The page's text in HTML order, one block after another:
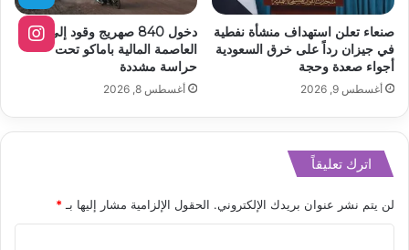
صنعاء تعلن استهداف منشأة نفطية
في جيزان رداً على خرق السعودية
أجواء صعدة وحجة
أغسطس 9, 2026
دخول 840 صهريج وقود إلى
العاصمة المالية باماكو تحت
حراسة مشددة
أغسطس 8, 2026
اترك تعليقاً
لن يتم نشر عنوان بريدك الإلكتروني. الحقول الإلزامية مشار إليها بـ *